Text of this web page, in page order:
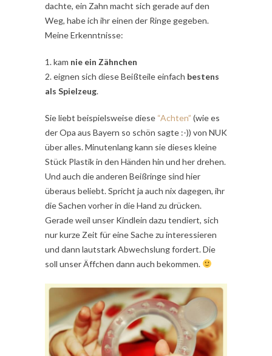
dachte, ein Zahn macht sich gerade auf den
Weg, habe ich ihr einen der Ringe gegeben.
Meine Erkenntnisse:
1. kam nie ein Zähnchen
2. eignen sich diese Beißteile einfach bestens
als Spielzeug.
Sie liebt beispielsweise diese “Achten” (wie es
der Opa aus Bayern so schön sagte :-)) von NUK
über alles. Minutenlang kann sie dieses kleine
Stück Plastik in den Händen hin und her drehen.
Und auch die anderen Beißringe sind hier
überaus beliebt. Spricht ja auch nix dagegen, ihr
die Sachen vorher in die Hand zu drücken.
Gerade weil unser Kindlein dazu tendiert, sich
nur kurze Zeit für eine Sache zu interessieren
und dann lautstark Abwechslung fordert. Die
soll unser Äffchen dann auch bekommen.